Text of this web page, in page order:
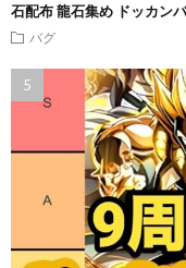
石配布 龍石集め ドッカン
バグ